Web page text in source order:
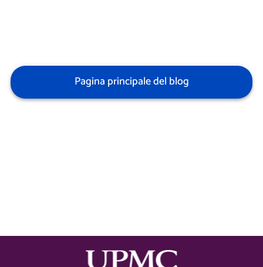
Pagina principale del blog